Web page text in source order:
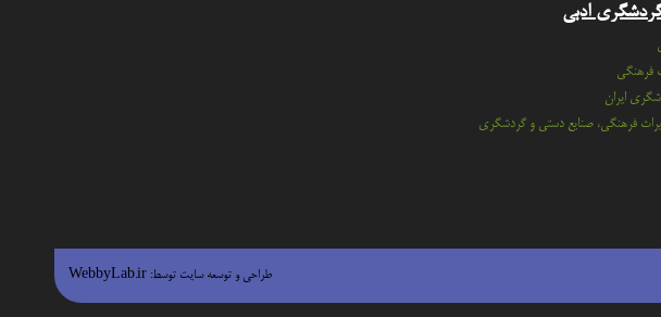
ادبی
فرهنگی
ايران
فرهنگي، صنايع دستي و گردشگري
طراحی و توسعه سایت توسط: WebbyLab.ir